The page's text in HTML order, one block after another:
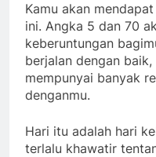
Kamu akan
ini. Angka 5 dan 70
keberuntungan
berjalan dengan
mempunyai banyak
denganmu.
Hari itu adalah hari
terlalu khawatir